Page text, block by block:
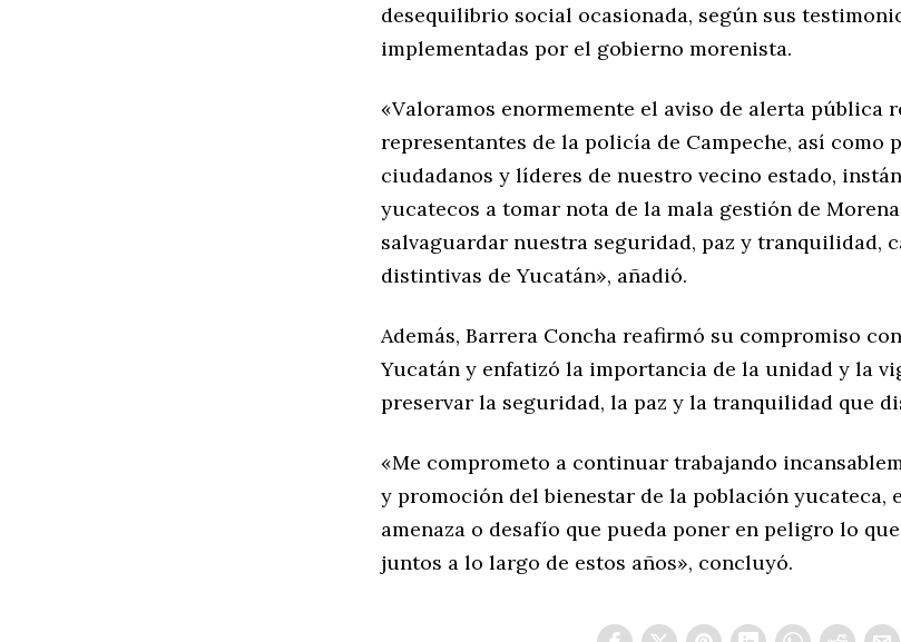
desequilibrio social ocasionada, según sus
implementadas por el gobierno morenista.
«Valoramos enormemente el aviso de alerta pública
representantes de la policía de Campeche, así como
ciudadanos y líderes de nuestro vecino estado,
yucatecos a tomar nota de la mala gestión de
salvaguardar nuestra seguridad, paz y tranquilidad,
distintivas de Yucatán», añadió.
Además, Barrera Concha reafirmó su compromiso
Yucatán y enfatizó la importancia de la unidad y la
preservar la seguridad, la paz y la tranquilidad que
«Me comprometo a continuar trabajando
y promoción del bienestar de la población yucateca,
amenaza o desafío que pueda poner en peligro lo
juntos a lo largo de estos años», concluyó.